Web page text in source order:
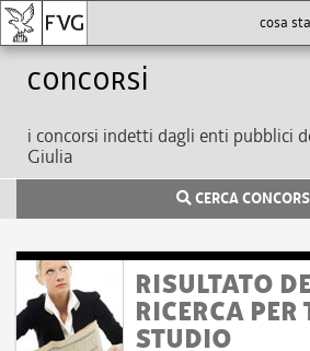
Concorsi
i concorsi indetti dagli enti pubblici
Giulia
CERCA
RISULTATO
RICERCA
STUDIO